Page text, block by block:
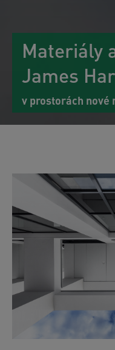
Materiály
James
v prostorách nové